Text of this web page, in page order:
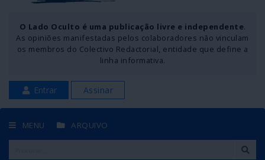
O Lado Oculto é uma publicação livre e independente.
As opiniões manifestadas pelos colaboradores não vinculam
os membros do Colectivo Redactorial, entidade que define a
linha informativa.
Entrar Assinar
MENU ARQUIVO